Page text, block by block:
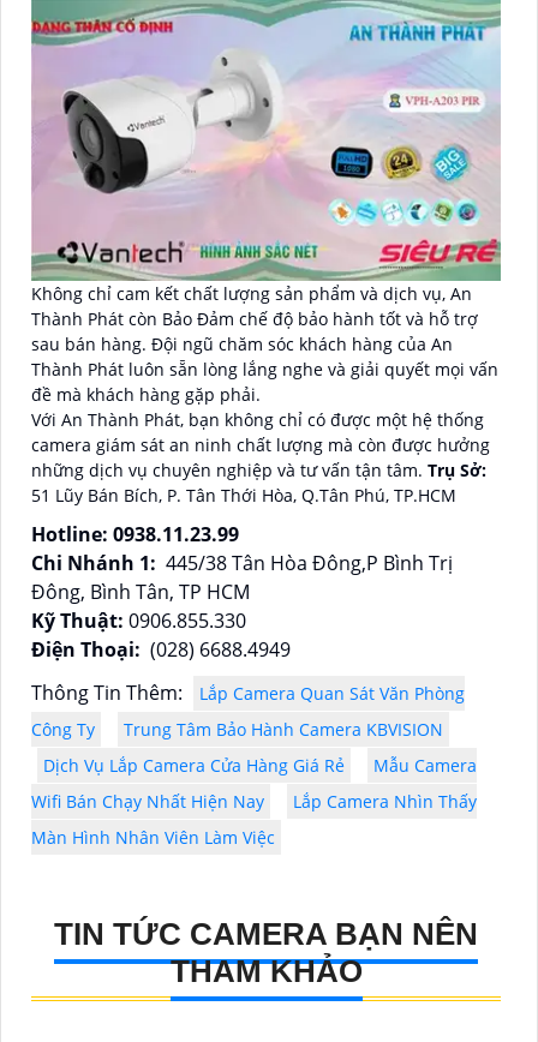
Không chỉ cam kết chất lượng sản phẩm và dịch vụ, An
Thành Phát còn Bảo Đảm chế độ bảo hành tốt và hỗ trợ
sau bán hàng. Đội ngũ chăm sóc khách hàng của An
Thành Phát luôn sẵn lòng lắng nghe và giải quyết mọi vấn
đề mà khách hàng gặp phải.
Với An Thành Phát, bạn không chỉ có được một hệ thống
camera giám sát an ninh chất lượng mà còn được hưởng
những dịch vụ chuyên nghiệp và tư vấn tận tâm. Trụ Sở:
51 Lũy Bán Bích, P. Tân Thới Hòa, Q.Tân Phú, TP.HCM
Hotline: 0938.11.23.99
Chi Nhánh 1: 445/38 Tân Hòa Đông,P Bình Trị
Đông, Bình Tân, TP HCM
Kỹ Thuật: 0906.855.330
Điện Thoại: (028) 6688.4949
Thông Tin Thêm:
Lắp Camera Quan Sát Văn Phòng
Công Ty
Trung Tâm Bảo Hành Camera KBVISION
Dịch Vụ Lắp Camera Cửa Hàng Giá Rẻ
Mẫu Camera
Wifi Bán Chạy Nhất Hiện Nay
Lắp Camera Nhìn Thấy
Màn Hình Nhân Viên Làm Việc
TIN TỨC CAMERA BẠN NÊN
THAM KHẢO